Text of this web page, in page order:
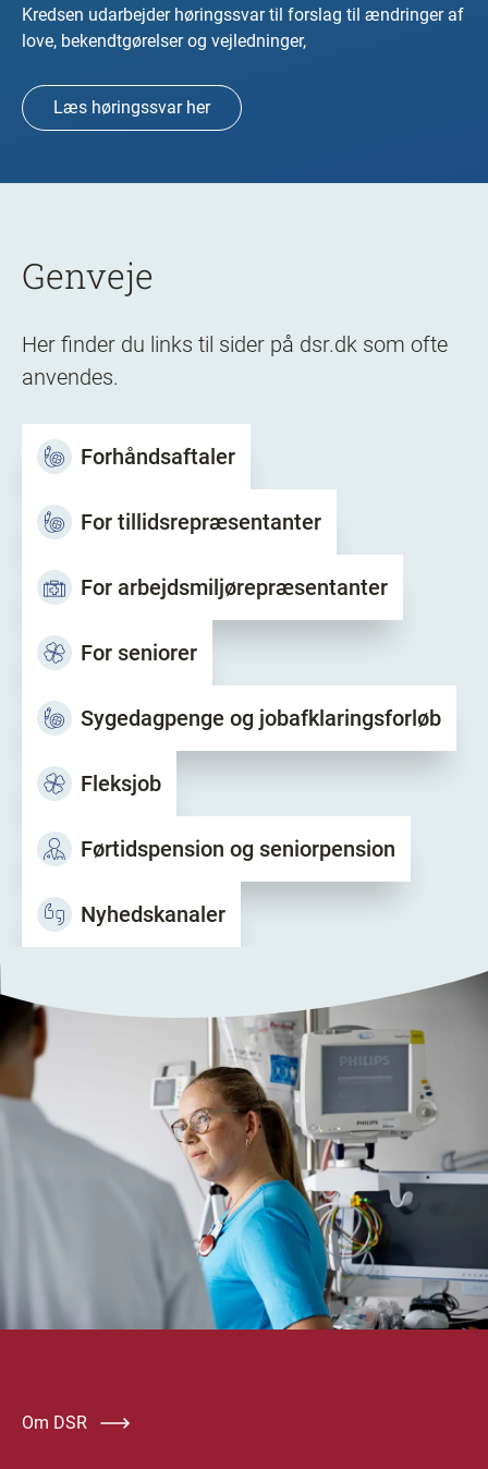
Kredsen udarbejder høringssvar til forslag til ændringer af
love, bekendtgørelser og vejledninger,
Læs høringssvar her
Genveje
Her finder du links til sider på dsr.dk som ofte
anvendes.
Forhåndsaftaler
For tillidsrepræsentanter
For arbejdsmiljørepræsentanter
For seniorer
Sygedagpenge og jobafklaringsforløb
Fleksjob
Førtidspension og seniorpension
Nyhedskanaler
Om DSR